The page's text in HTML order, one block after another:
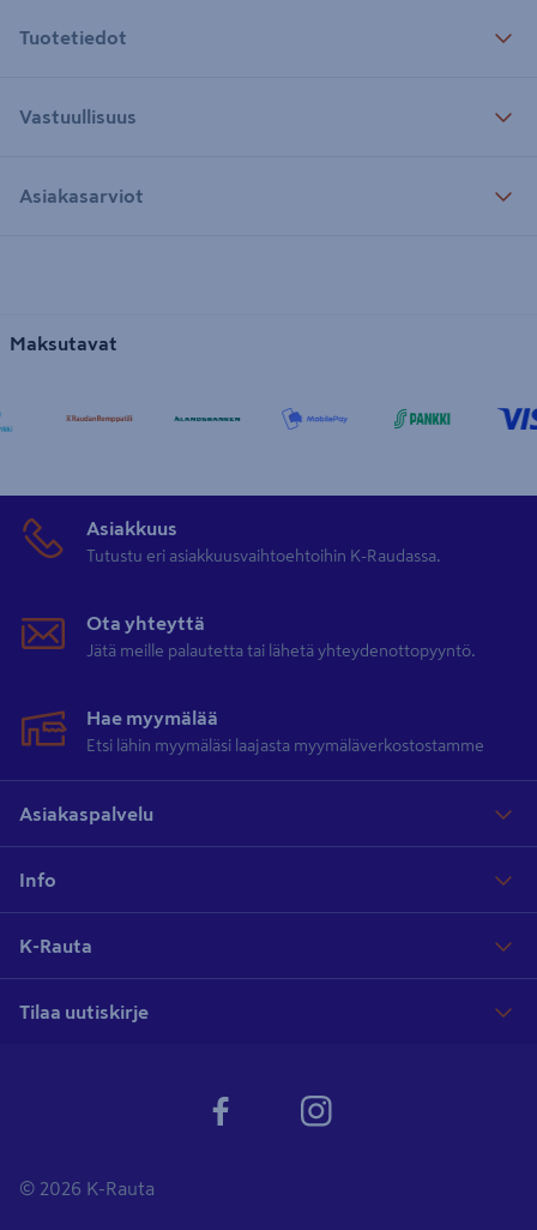
Tuotetiedot
Vastuullisuus
Asiakasarviot
Maksutavat
Asiakkuus
Tutustu eri asiakkuusvaihtoehtoihin K-Raudassa.
Ota yhteyttä
Jätä meille palautetta tai lähetä yhteydenottopyyntö.
Hae myymälää
Etsi lähin myymäläsi laajasta myymäläverkostostamme
Asiakaspalvelu
Info
K-Rauta
Tilaa uutiskirje
© 2026 K-Rauta